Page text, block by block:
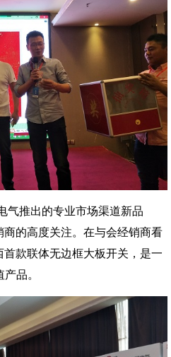
气推出的专业市场渠道新品
的高度关注。在与会经销商看
款联体无边框大板开关，是一
品。